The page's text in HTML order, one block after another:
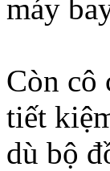
máy
Còn cô
tiết
dù bộ